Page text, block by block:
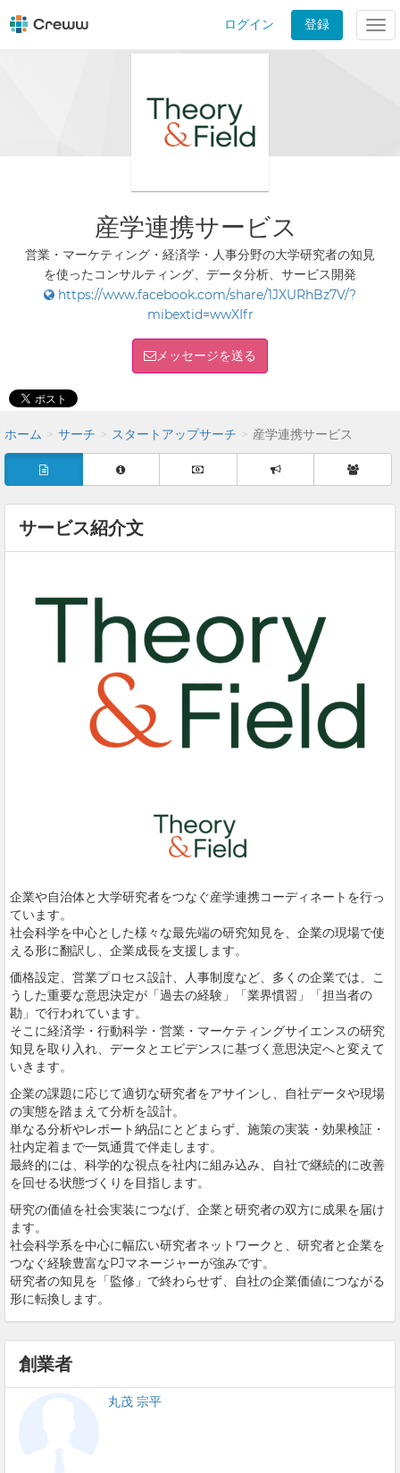
ログイン 登録
産学連携サービス
営業・マーケティング・経済学・人事分野の大学研究者の知見
を使ったコンサルティング、データ分析、サービス開発
https://www.facebook.com/share/1JXURhBz7V/?
mibextid=wwXIfr
メッセージを送る
ホーム サーチ スタートアップサーチ 産学連携サービス
サービス紹介文
企業や自治体と大学研究者をつなぐ産学連携コーディネートを行っ
ています。
社会科学を中心とした様々な最先端の研究知見を、企業の現場で使
える形に翻訳し、企業成長を支援します。
価格設定、営業プロセス設計、人事制度など、多くの企業では、こ
うした重要な意思決定が「過去の経験」「業界慣習」「担当者の
勘」で行われています。
そこに経済学・行動科学・営業・マーケティングサイエンスの研究
知見を取り入れ、データとエビデンスに基づく意思決定へと変えて
いきます。
企業の課題に応じて適切な研究者をアサインし、自社データや現場
の実態を踏まえて分析を設計。
単なる分析やレポート納品にとどまらず、施策の実装・効果検証・
社内定着まで一気通貫で伴走します。
最終的には、科学的な視点を社内に組み込み、自社で継続的に改善
を回せる状態づくりを目指します。
研究の価値を社会実装につなげ、企業と研究者の双方に成果を届け
ます。
社会科学系を中心に幅広い研究者ネットワークと、研究者と企業を
つなぐ経験豊富なPJマネージャーが強みです。
研究者の知見を「監修」で終わらせず、自社の企業価値につながる
形に転換します。
創業者
丸茂 宗平